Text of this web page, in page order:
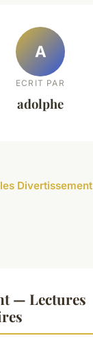
A
ECRIT PAR
adolphe
Divertissement
— Lectures